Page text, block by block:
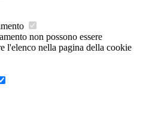
non possono essere
l'elenco nella pagina della cookie